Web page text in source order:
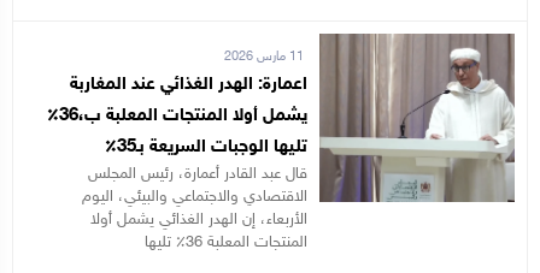
اعمارة: الهدر الغذائي عند المغاربة
يشمل أولا المنتجات المعلبة ب،36٪
تليها الوجبات السريعة بـ35٪
قال عبد القادر أعمارة، رئيس المجلس
الاقتصادي والاجتماعي والبيئي، اليوم
الأربعاء، إن الهدر الغذائي يشمل أولا
المنتجات المعلبة 36٪ تليها